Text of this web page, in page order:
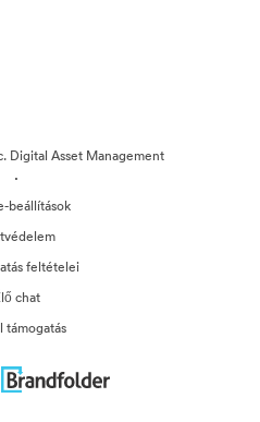
Digital Asset Management
·
beállítások
feltételei
chat
támogatás